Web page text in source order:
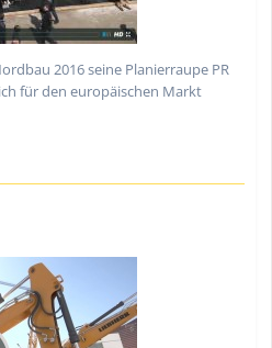
2016 seine Planierraupe PR
für den europäischen Markt